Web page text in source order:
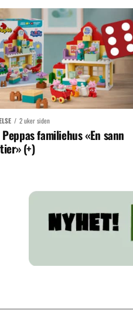
2 uker siden
Peppas familiehus «En sann
(+)